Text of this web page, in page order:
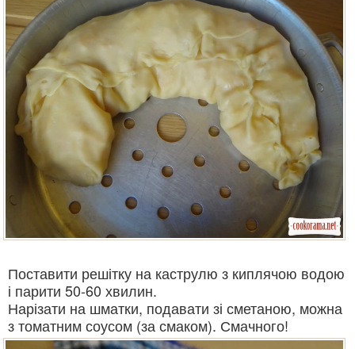
Поставити решітку на каструлю з киплячою водою
і парити 50-60 хвилин.
Нарізати на шматки, подавати зі сметаною, можна
з томатним соусом (за смаком). Смачного!